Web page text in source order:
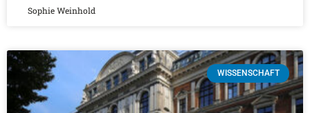
Sophie Weinhold
WISSENSCHAFT